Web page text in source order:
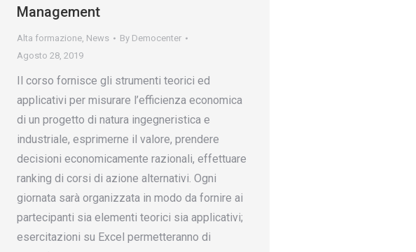
Management
Alta formazione, News By Democenter
Agosto 28, 2019
Il corso fornisce gli strumenti teorici ed
applicativi per misurare l’efficienza economica
di un progetto di natura ingegneristica e
industriale, esprimerne il valore, prendere
decisioni economicamente razionali, effettuare
ranking di corsi di azione alternativi. Ogni
giornata sarà organizzata in modo da fornire ai
partecipanti sia elementi teorici sia applicativi;
esercitazioni su Excel permetteranno di